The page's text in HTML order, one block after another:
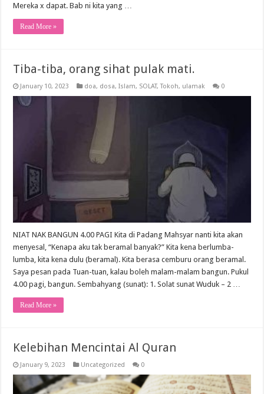
Mereka x dapat. Bab ni kita yang …
Read More »
Tiba-tiba, orang sihat pulak mati.
January 10, 2023 doa, dosa,Islam, SOLAT,Tokoh, ulamak 0
NIAT NAK BANGUN 4.00 PAGI Kita di Padang Mahsyar nanti kita akan
menyesal, “Kenapa aku tak beramal banyak?” Kita kena berlumba-
lumba, kita kena dulu (beramal). Kita berasa cemburu orang beramal.
Saya pesan pada Tuan-tuan, kalau boleh malam-malam bangun. Pukul
4.00 pagi, bangun. Sembahyang (sunat): 1. Solat sunat Wuduk – 2 …
Read More »
Kelebihan Mencintai Al Quran
January 9, 2023 Uncategorized 0